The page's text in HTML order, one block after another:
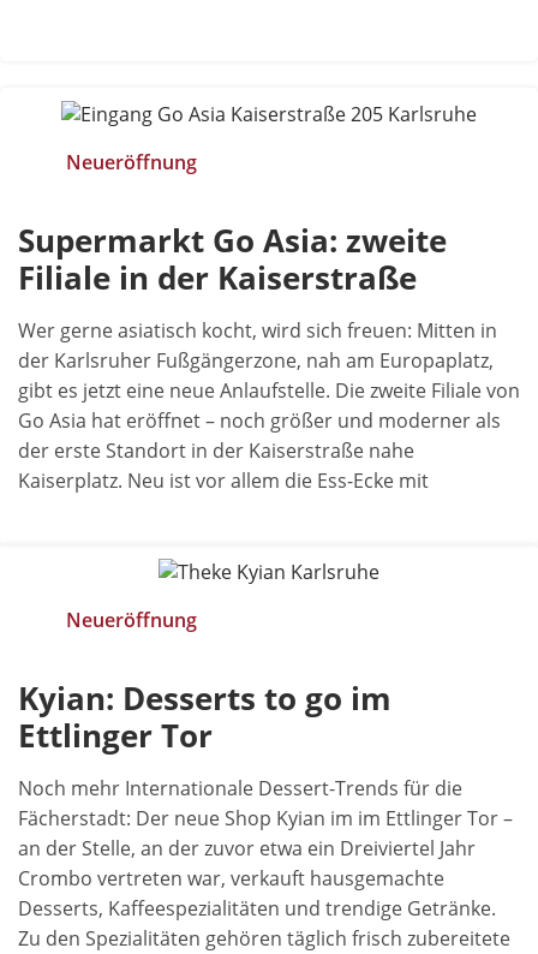
Neueröffnung
Supermarkt Go Asia: zweite
Filiale in der Kaiserstraße
Wer gerne asiatisch kocht, wird sich freuen: Mitten in
der Karlsruher Fußgängerzone, nah am Europaplatz,
gibt es jetzt eine neue Anlaufstelle. Die zweite Filiale von
Go Asia hat eröffnet – noch größer und moderner als
der erste Standort in der Kaiserstraße nahe
Kaiserplatz. Neu ist vor allem die Ess-Ecke mit
Neueröffnung
Kyian: Desserts to go im
Ettlinger Tor
Noch mehr Internationale Dessert-Trends für die
Fächerstadt: Der neue Shop Kyian im im Ettlinger Tor –
an der Stelle, an der zuvor etwa ein Dreiviertel Jahr
Crombo vertreten war, verkauft hausgemachte
Desserts, Kaffeespezialitäten und trendige Getränke.
Zu den Spezialitäten gehören täglich frisch zubereitete